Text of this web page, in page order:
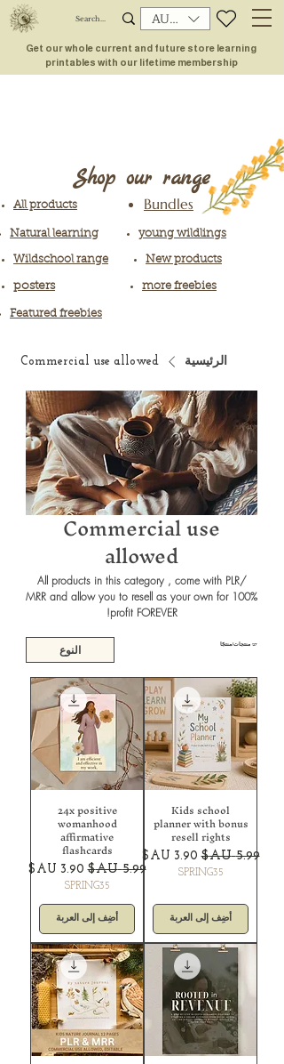
AUD (AU$)
Get our whole current and future store learning
printables with our lifetime membership
All products
Shop our range
Bundles
Natural learning young wildlings
Wildschool range New products
posters more freebies
Featured freebies
الرئيسية Commercial use allowed
Commercial use
allowed
All products in this category , come with PLR/
MRR and allow you to resell as your own for 100%
profit FOREVER!
27 منتجات/منتجًا النوع
Kids school
planner with bonus
resell rights
سعر عادي‏5.99 AU$ سعر البيع
SPRING35
أضِف إلى العربة
24x positive
womanhood
affirmative
flashcards
سعر عادي‏5.99 AU$ سعر البيع
SPRING35
أضِف إلى العربة